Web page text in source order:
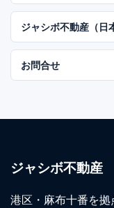
ジャシボ不動産（
お問合せ
ジャシボ不動産
港区・麻布十番を